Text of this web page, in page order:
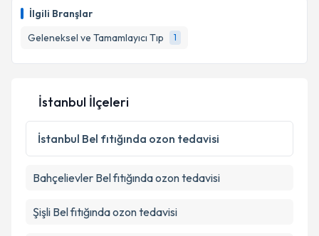
İlgili Branşlar
Geleneksel ve Tamamlayıcı Tıp
1
bilgilendireceğiz.
E-posta Adresiniz
Kişisel verilerimin işlenmesine ilişkin
Metni'ni okudum ve kişisel verilerimin belirtilen
kapsamda işlenmesini kabul ediyorum.
Takvim Talebini Gönder
İstanbul İlçeleri
İstanbul Bel fıtığında ozon tedavisi
Bahçelievler Bel fıtığında ozon tedavisi
Şişli Bel fıtığında ozon tedavisi